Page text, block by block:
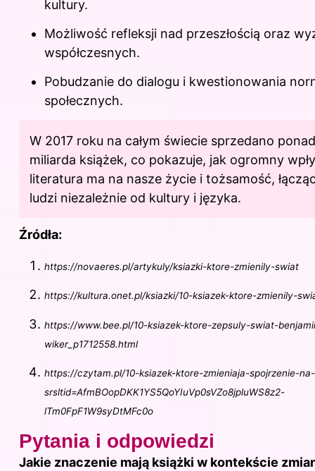
kultury.
Możliwość refleksji nad przeszłością oraz
współczesnych.
Pobudzanie do dialogu i kwestionowania
społecznych.
W 2017 roku na całym świecie sprzedano
miliarda książek, co pokazuje, jak ogromny
literatura ma na nasze życie i tożsamość,
ludzi niezależnie od kultury i języka.
Źródła:
https://novaeres.pl/artykuly/ksiazki-ktore-zmienily-swiat
https://kultura.onet.pl/ksiazki/10-ksiazek-ktore-zmienily-
https://www.bee.pl/10-ksiazek-ktore-zepsuly-swiat-
wiker_p1712558.html
https://czytam.pl/10-ksiazek-ktore-zmieniaja-spojrzenie-
srsltid=AfmBOopDKK1YS5QoYIuVp0sVZo8jpluWS8z2-
lTm0FpF1W9syDtMFc0o
Pytania i odpowiedzi
Jakie znaczenie mają książki w kontekście